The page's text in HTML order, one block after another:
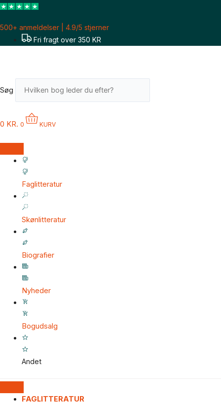
Gå
indholdet
500+ anmeldelser | 4.9/5 stjerner
Fri fragt over 350 KR
Søg
0 KR. 0 KURV
Faglitteratur
Skønlitteratur
Biografier
Nyheder
Bogudsalg
Andet
FAGLITTERATUR